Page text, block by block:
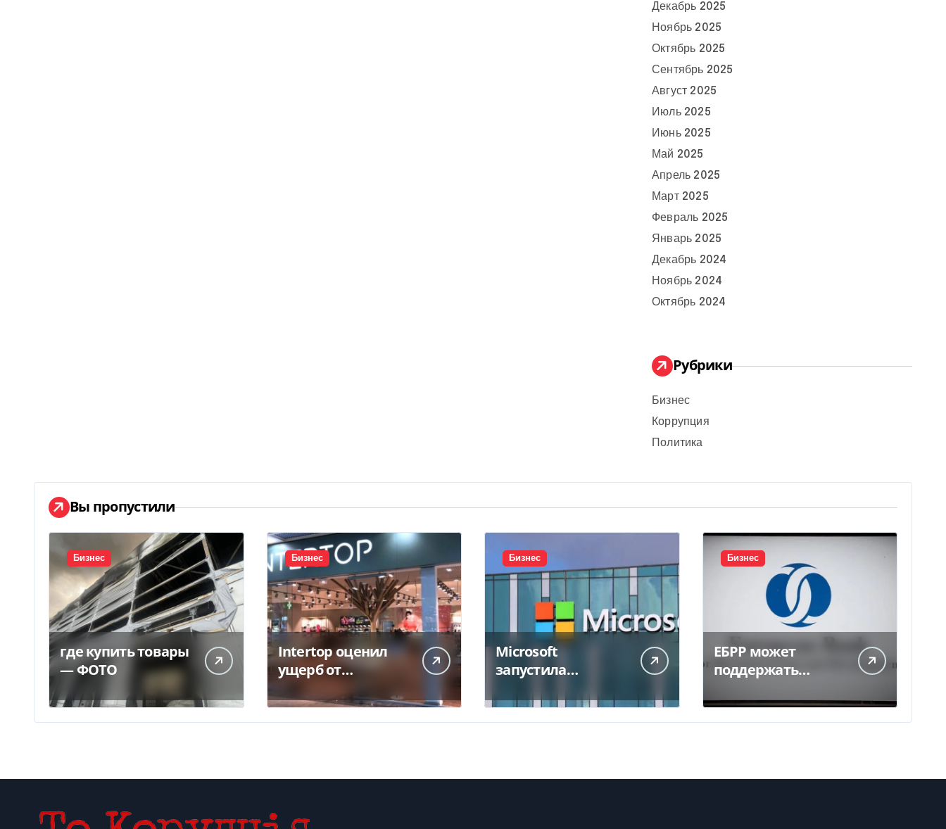
Декабрь 2025
Ноябрь 2025
Октябрь 2025
Сентябрь 2025
Август 2025
Июль 2025
Июнь 2025
Май 2025
Апрель 2025
Март 2025
Февраль 2025
Январь 2025
Декабрь 2024
Ноябрь 2024
Октябрь 2024
Рубрики
Бизнес
Коррупция
Политика
Вы пропустили
Бизнес
где купить товары
— ФОТО
Бизнес
Intertop оценил
ущерб от
склада в 450 млн
грн
Бизнес
Microsoft
запустила
центр в Индии за
$20,5 миллиарда
Бизнес
ЕБРР может
поддержать
украинского
бизнеса на 300 млн